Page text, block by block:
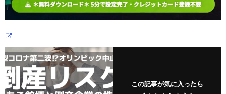
この記事が気に入ったら